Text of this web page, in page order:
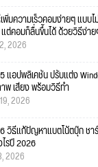
พิ่มความเร็วคอมง่ายๆ แบบ
ต่คอมก็ลื่นขึ้นได้ ด้วยวิธีง่า
2026
แอปพลิเคชัน ปรับแต่ง
พ เสียง พร้อมวิธีทำ
2026
วิธีแก้ปัญหาแบตโน้ตบุ๊ก ชาร์
รปี 2026
2026